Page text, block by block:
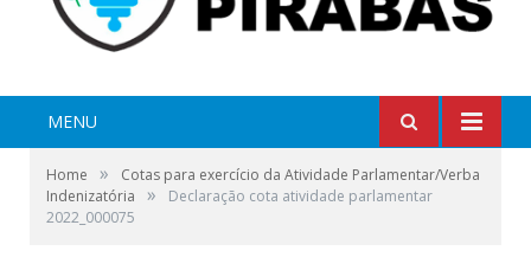
MENU
Home »
Cotas para exercício da Atividade Parlamentar/Verba
Indenizatória
»
Declaração cota atividade parlamentar
2022_000075